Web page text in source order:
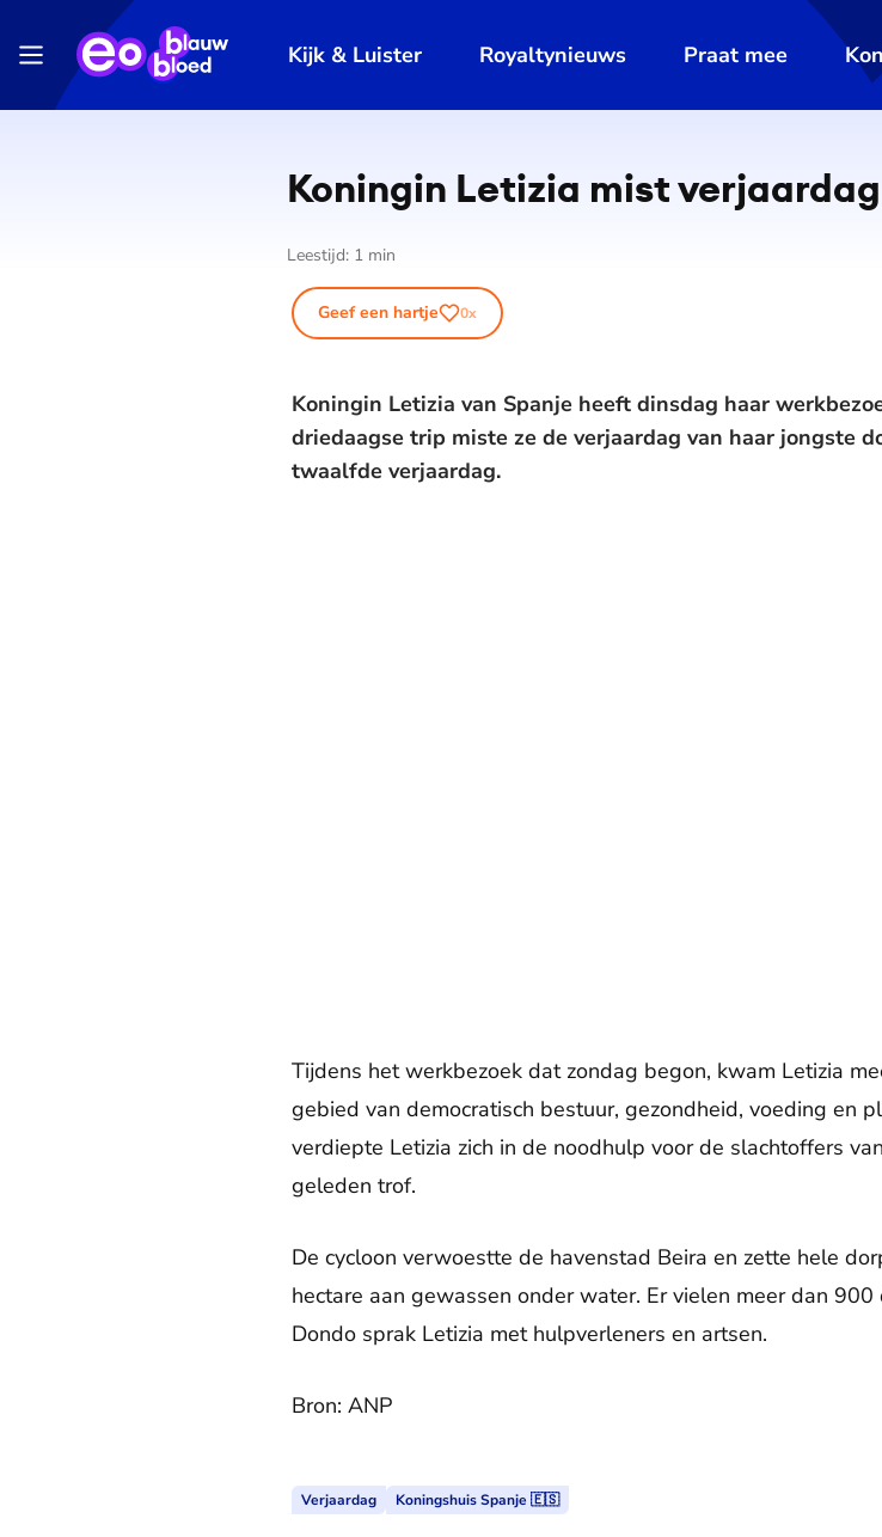
Kijk & Luister Royaltynieuws Praat mee
Koningin Letizia mist
Leestijd: 1 min
Geef een hartje 0x
Koningin Letizia van Spanje heeft dinsdag haar
driedaagse trip miste ze de verjaardag van haar jongste
twaalfde verjaardag.
Tijdens het werkbezoek dat zondag begon, kwam Letizia
gebied van democratisch bestuur, gezondheid, voeding en
verdiepte Letizia zich in de noodhulp voor de slachtoffers
geleden trof.
De cycloon verwoestte de havenstad Beira en zette hele
hectare aan gewassen onder water. Er vielen meer dan
Dondo sprak Letizia met hulpverleners en artsen.
Bron: ANP
Verjaardag Koningshuis Spanje 🇪🇸